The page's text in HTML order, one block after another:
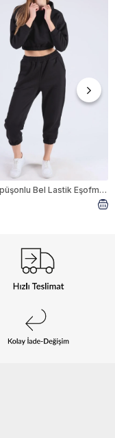
Siyah Kapüşonlu Bel Lastik Eşofman Takımı 9023M